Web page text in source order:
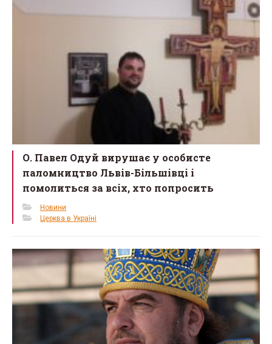
o
О. Павел Одуй вирушає у особисте
паломництво Львів-Більшівці і
помолиться за всіх, хто попросить
Новини
Церква в Україні